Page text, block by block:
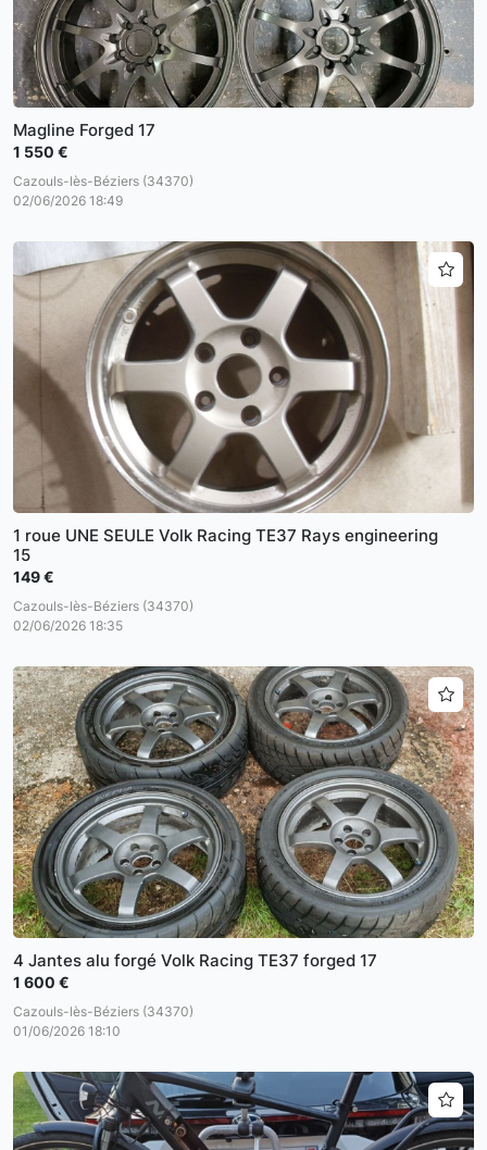
Magline Forged 17
1 550 €
Cazouls-lès-Béziers (34370)
02/06/2026 18:49
1 roue UNE SEULE Volk Racing TE37 Rays engineering
15
149 €
Cazouls-lès-Béziers (34370)
02/06/2026 18:35
4 Jantes alu forgé Volk Racing TE37 forged 17
1 600 €
Cazouls-lès-Béziers (34370)
01/06/2026 18:10